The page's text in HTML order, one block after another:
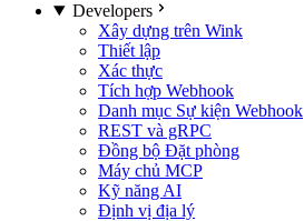
Developers
Xây dựng trên Wink
Thiết lập
Xác thực
Tích hợp Webhook
Danh mục Sự kiện Webhook
REST và gRPC
Đồng bộ Đặt phòng
Máy chủ MCP
Kỹ năng AI
Định vị địa lý